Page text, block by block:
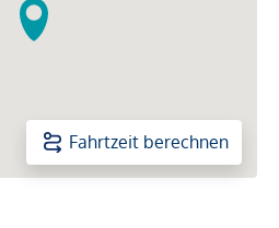
Fahrtzeit berechnen